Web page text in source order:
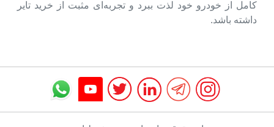
کامل از خودرو خود لذت ببرد و تجربه‌ای مثبت از خرید تایر
داشته باشد.